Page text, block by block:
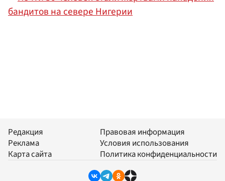
бандитов на севере Нигерии
Редакция
Реклама
Карта сайта
Правовая информация
Условия использования
Политика конфиденциальности